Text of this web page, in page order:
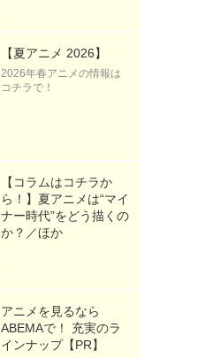
【夏アニメ 2026】
2026年春アニメの情報は
コチラで！
【コラムはコチラか
ら！】夏アニメは“マイ
ナー時代”をどう描くの
か？／ほか
アニメを見るなら
ABEMAで！ 充実のラ
インナップ【PR】